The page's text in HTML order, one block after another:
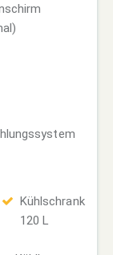
Kühlschrank
120 L